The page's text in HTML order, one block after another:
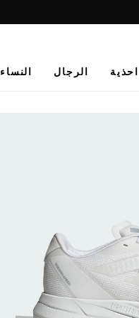
احذية الرجال النساء